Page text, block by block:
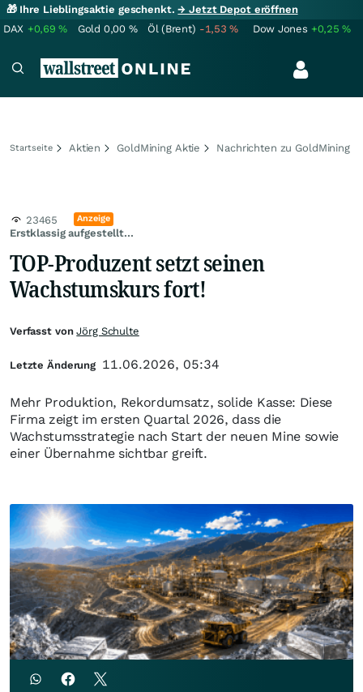
🎁 Ihre Lieblingsaktie geschenkt.→ Jetzt Depot eröffnen
DAX +0,69% Gold 0,00 % Öl (Brent) -1,53% Dow Jones +0,25%
Startseite Aktien GoldMining Aktie Nachrichten zu GoldMining
Erstklassig aufgestellt...
23465 Anzeige
TOP-Produzent setzt seinen
Wachstumskurs fort!
Mehr Produktion, Rekordumsatz, solide Kasse: Diese
Firma zeigt im ersten Quartal 2026, dass die
Wachstumsstrategie nach Start der neuen Mine sowie
einer Übernahme sichtbar greift.
Verfasst vonJörg Schulte
Letzte Änderung 11.06.2026, 05:34